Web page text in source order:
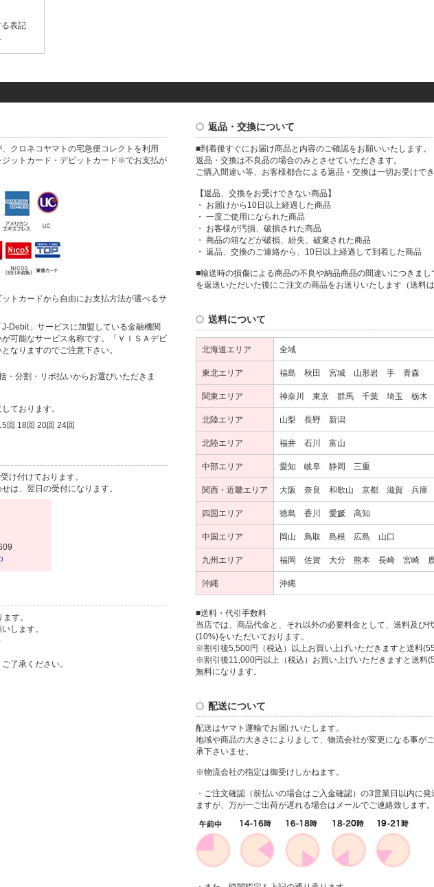
表記
クロネコヤマトの宅急便コレクトを利用
ットカード・デビットカード※でお支払が
トカードから自由にお支払方法が選べるサ
Debit」サービスに加盟している金融機関
可能なサービス名称です。「ＶＩＳＡデビ
なりますのでご注意下さい。
・分割・リボ払いからお選びいただきま
ております。
回 18回 20回 24回
け付けております。
は、翌日の受付になります。
す。
します。
了承ください。
返品・交換について
■到着後すぐにお届け商品と内容のご確認をお願いいたします。
返品・交換は不良品の場合のみとさせていただきます。
ご購入間違い等、お客様都合による返品・交換は一切お受けでき
【返品、交換をお受けできない商品】
・ お届けから10日以上経過した商品
・ 一度ご使用になられた商品
・ お客様が汚損、破損された商品
・ 商品の箱などが破損、紛失、破棄された商品
・ 返品、交換のご連絡から、10日以上経過して到着した商品
■輸送時の損傷による商品の不良や納品商品の間違いにつきまし
を返送いただいた後にご注文の商品をお送りいたします（送料
送料について
北海道エリア 全域
東北エリア 福島 秋田 宮城 山形岩 手 青森
関東エリア 神奈川 東京 群馬 千葉 埼玉 栃木
北陸エリア 山梨 長野 新潟
北陸エリア 福井 石川 富山
中部エリア 愛知 岐阜 静岡 三重
関西・近畿エリア 大阪 奈良 和歌山 京都 滋賀 兵庫
四国エリア 徳島 香川 愛媛 高知
中国エリア 岡山 鳥取 島根 広島 山口
九州エリア 福岡 佐賀 大分 熊本 長崎 宮崎 鹿
沖縄 沖縄
■送料・代引手数料
当店では、商品代金と、それ以外の必要料金として、送料及び
(10%)をいただいております。
※割引後5,500円（税込）以上お買い上げいただきますと送料
※割引後11,000円以上（税込）お買い上げいただきますと送料
無料になります。
配送について
配送はヤマト運輸でお届けいたします。
地域や商品の大きさによりまして、物流会社が変更になる事が
承下さいませ。
※物流会社の指定は御受けしかねます。
・ご注文確認（前払いの場合はご入金確認）の3営業日以内に発
ますが、万が一ご出荷が遅れる場合はメールでご連絡致します。